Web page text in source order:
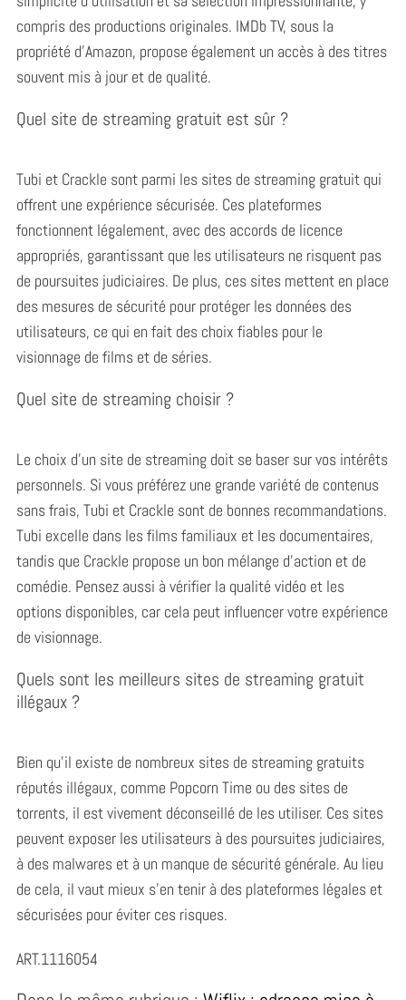
compris des productions originales. IMDb TV, sous la
propriété d’Amazon, propose également un accès à des titres
souvent mis à jour et de qualité.
Quel site de streaming gratuit est sûr ?
Tubi et Crackle sont parmi les sites de streaming gratuit qui
offrent une expérience sécurisée. Ces plateformes
fonctionnent légalement, avec des accords de licence
appropriés, garantissant que les utilisateurs ne risquent pas
de poursuites judiciaires. De plus, ces sites mettent en place
des mesures de sécurité pour protéger les données des
utilisateurs, ce qui en fait des choix fiables pour le
visionnage de films et de séries.
Quel site de streaming choisir ?
Le choix d’un site de streaming doit se baser sur vos intérêts
personnels. Si vous préférez une grande variété de contenus
sans frais, Tubi et Crackle sont de bonnes recommandations.
Tubi excelle dans les films familiaux et les documentaires,
tandis que Crackle propose un bon mélange d’action et de
comédie. Pensez aussi à vérifier la qualité vidéo et les
options disponibles, car cela peut influencer votre expérience
de visionnage.
Quels sont les meilleurs sites de streaming gratuit
illégaux ?
Bien qu’il existe de nombreux sites de streaming gratuits
réputés illégaux, comme Popcorn Time ou des sites de
torrents, il est vivement déconseillé de les utiliser. Ces sites
peuvent exposer les utilisateurs à des poursuites judiciaires,
à des malwares et à un manque de sécurité générale. Au lieu
de cela, il vaut mieux s’en tenir à des plateformes légales et
sécurisées pour éviter ces risques.
ART.1116054